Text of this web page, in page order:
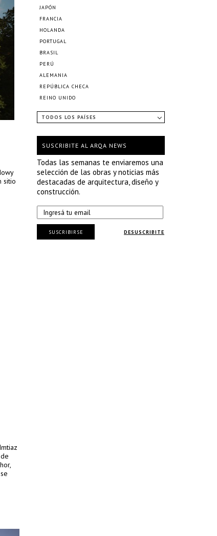
sitio
JAPÓN
FRANCIA
HOLANDA
PORTUGAL
BRASIL
PERÚ
ALEMANIA
REPÚBLICA CHECA
REINO UNIDO
TODOS LOS PAÍSES
SUSCRIBITE AL ARQA NEWS
Todas las semanas te enviaremos una
selección de las obras y noticias más
destacadas de arquitectura, diseño y
construcción.
DESUSCRIBITE
SUSCRIBIRSE